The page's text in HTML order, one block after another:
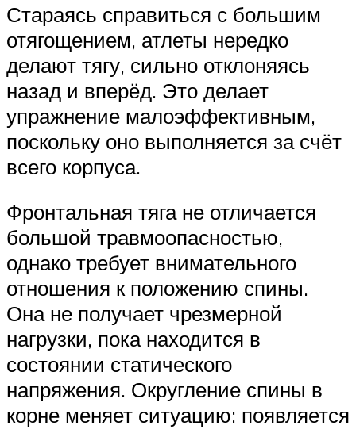
Стараясь справиться с большим
отягощением, атлеты нередко
делают тягу, сильно отклоняясь
назад и вперёд. Это делает
упражнение малоэффективным,
поскольку оно выполняется за счёт
всего корпуса.
Фронтальная тяга не отличается
большой травмоопасностью,
однако требует внимательного
отношения к положению спины.
Она не получает чрезмерной
нагрузки, пока находится в
состоянии статического
напряжения. Округление спины в
корне меняет ситуацию: появляется